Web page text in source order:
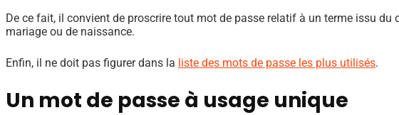
De ce fait, il convient de proscrire tout mot de passe relatif à un terme issu
mariage ou de naissance.
Enfin, il ne doit pas figurer dans la liste des mots de passe les plus utilisés.
Un mot de passe à usage unique